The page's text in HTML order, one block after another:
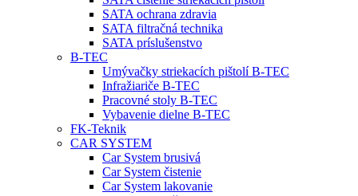
SATA ochrana zdravia
SATA filtračná technika
SATA príslušenstvo
B-TEC
Umývačky striekacích pištolí B-TEC
Infražiariče B-TEC
Pracovné stoly B-TEC
Vybavenie dielne B-TEC
FK-Teknik
CAR SYSTEM
Car System brusivá
Car System čistenie
Car System lakovanie